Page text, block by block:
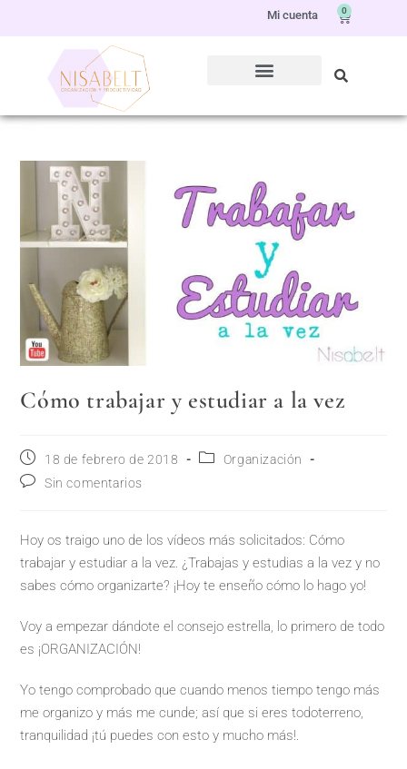
Mi cuenta 0
Cómo trabajar y estudiar a la vez
18 de febrero de 2018
Organización
Sin comentarios
Hoy os traigo uno de los vídeos más solicitados: Cómo
trabajar y estudiar a la vez. ¿Trabajas y estudias a la vez y no
sabes cómo organizarte? ¡Hoy te enseño cómo lo hago yo!
Voy a empezar dándote el consejo estrella, lo primero de todo
es ¡ORGANIZACIÓN!
Yo tengo comprobado que cuando menos tiempo tengo más
me organizo y más me cunde; así que si eres todoterreno,
tranquilidad ¡tú puedes con esto y mucho más!.